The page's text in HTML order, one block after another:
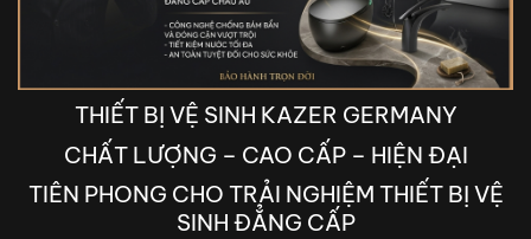
THIẾT BỊ VỆ SINH KAZER GERMANY
CHẤT LƯỢNG – CAO CẤP – HIỆN ĐẠI
TIÊN PHONG CHO TRẢI NGHIỆM THIẾT BỊ VỆ
SINH ĐẲNG CẤP